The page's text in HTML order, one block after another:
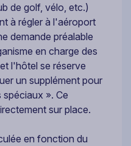
de golf, vélo, etc.)
à régler à l'aéroport
demande préalable
en charge des
l'hôtel se réserve
un supplément pour
». Ce
sur place.
en fonction du